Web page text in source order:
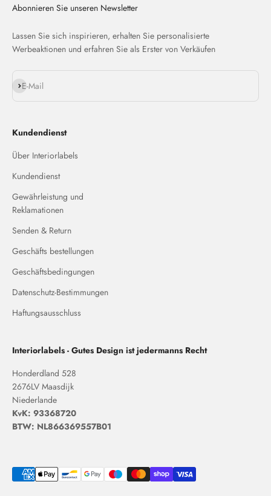
Abonnieren Sie unseren Newsletter
Lassen Sie sich inspirieren, erhalten Sie personalisierte
Werbeaktionen und erfahren Sie als Erster von Verkäufen
E-Mail
Abonnieren
Kundendienst
Über Interiorlabels
Kundendienst
Gewährleistung und
Reklamationen
Senden & Return
Geschäfts bestellungen
Geschäftsbedingungen
Datenschutz-Bestimmungen
Haftungsausschluss
Interiorlabels - Gutes Design ist jedermanns Recht
Honderdland 528
2676LV Maasdijk
Niederlande
KvK: 93368720
BTW: NL866369557B01